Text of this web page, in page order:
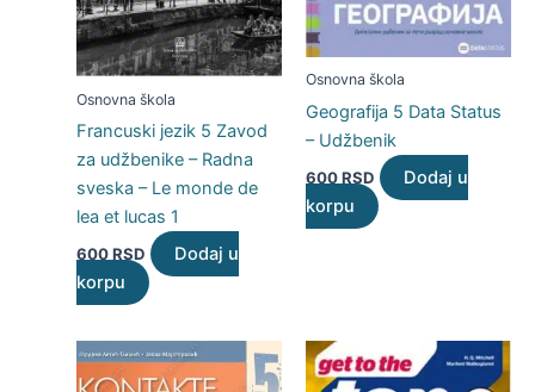
Osnovna škola
Francuski jezik 5 Zavod
za udžbenike – Radna
sveska – Le monde de
lea et lucas 1
600RSD
Dodaj u
korpu
Osnovna škola
Geografija 5 Data Status
– Udžbenik
600RSD
Dodaj u
korpu